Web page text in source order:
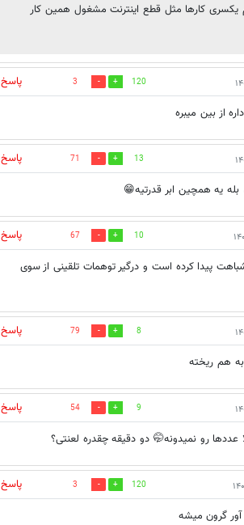
یکسری کارها مثل قطع اینترنت مشغول همین کار
120
3
پاسخ
از بین میبره
13
71
پاسخ
بله یه همچین ابر قدرتیه😁
10
67
پاسخ
پیدا کرده است و درگیر توهمات تلقینی از سوی
8
79
پاسخ
هم ریخته
9
54
پاسخ
رو نمیدونه🤭 دو دقیقه چقدره لعنتی؟
120
3
پاسخ
گرون میشه